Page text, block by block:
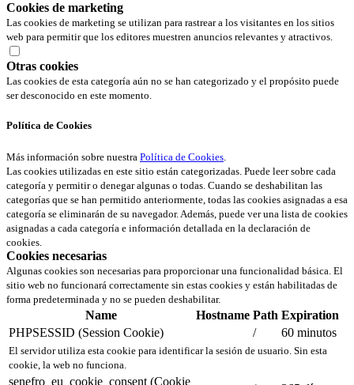
Cookies de marketing
Las cookies de marketing se utilizan para rastrear a los visitantes en los sitios
web para permitir que los editores muestren anuncios relevantes y atractivos.
Otras cookies
Las cookies de esta categoría aún no se han categorizado y el propósito puede
ser desconocido en este momento.
Política de Cookies
Más información sobre nuestra Política de Cookies.
Las cookies utilizadas en este sitio están categorizadas. Puede leer sobre cada
categoría y permitir o denegar algunas o todas. Cuando se deshabilitan las
categorías que se han permitido anteriormente, todas las cookies asignadas a esa
categoría se eliminarán de su navegador. Además, puede ver una lista de cookies
asignadas a cada categoría e información detallada en la declaración de
cookies.
Cookies necesarias
Algunas cookies son necesarias para proporcionar una funcionalidad básica. El
sitio web no funcionará correctamente sin estas cookies y están habilitadas de
forma predeterminada y no se pueden deshabilitar.
Name Hostname Path Expiration
PHPSESSID (Session Cookie)
/ 60 minutos
El servidor utiliza esta cookie para identificar la sesión de usuario. Sin esta
cookie, la web no funciona.
senefro_eu_cookie_consent (Cookie